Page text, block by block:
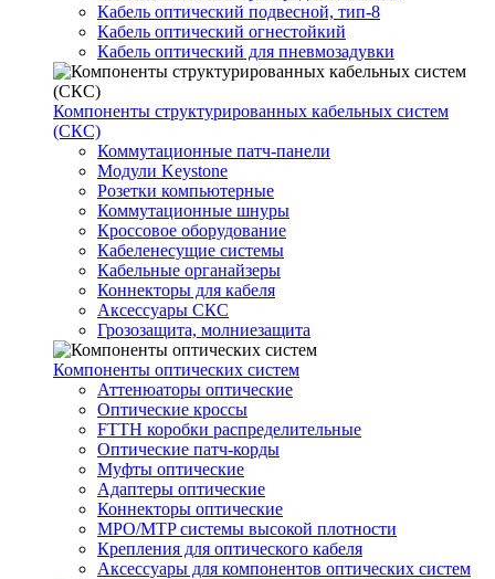
Кабель оптический подвесной, тип-8
Кабель оптический огнестойкий
Кабель оптический для пневмозадувки
Компоненты структурированных кабельных систем
(СКС)
Коммутационные патч-панели
Модули Keystone
Розетки компьютерные
Коммутационные шнуры
Кроссовое оборудование
Кабеленесущие системы
Кабельные органайзеры
Коннекторы для кабеля
Аксессуары СКС
Грозозащита, молниезащита
Компоненты оптических систем
Аттенюаторы оптические
Оптические кроссы
FTTH коробки распределительные
Оптические патч-корды
Муфты оптические
Адаптеры оптические
Коннекторы оптические
MPO/MTP системы высокой плотности
Крепления для оптического кабеля
Аксессуары для компонентов оптических систем